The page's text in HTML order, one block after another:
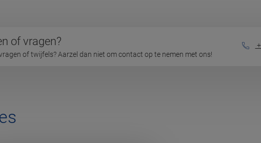
of vragen?
of twijfels? Aarzel dan niet om contact op te nemen met ons!